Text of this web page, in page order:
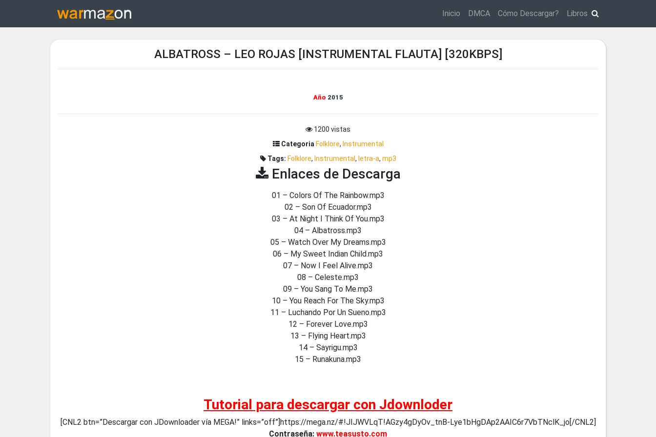
Inicio DMCA Cómo Descargar? Libros
ALBATROSS – LEO ROJAS [INSTRUMENTAL FLAUTA] [320KBPS]
Año 2015
1200 vistas
Categoria Folklore, Instrumental
Tags: Folklore, Instrumental , letra-a, mp3
Enlaces de Descarga
01 – Colors Of The Rainbow.mp3
02 – Son Of Ecuador.mp3
03 – At Night I Think Of You.mp3
04 – Albatross.mp3
05 – Watch Over My Dreams.mp3
06 – My Sweet Indian Child.mp3
07 – Now I Feel Alive.mp3
08 – Celeste.mp3
09 – You Sang To Me.mp3
10 – You Reach For The Sky.mp3
11 – Luchando Por Un Sueno.mp3
12 – Forever Love.mp3
13 – Flying Heart.mp3
14 – Sayrigu.mp3
15 – Runakuna.mp3
Tutorial para descargar con Jdownloder
[CNL2 btn=”Descargar con JDownloader vía MEGA!” links=”off”]https://mega.nz/#!JIJWVLqT!AGzy4gDyOv_tnB-Lye1bHgDAp2AAIC6r7VbTNclK_jo[/CNL2]
Contraseña: www.teasusto.com